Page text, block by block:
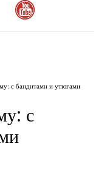
с бандитами и утюгами
с